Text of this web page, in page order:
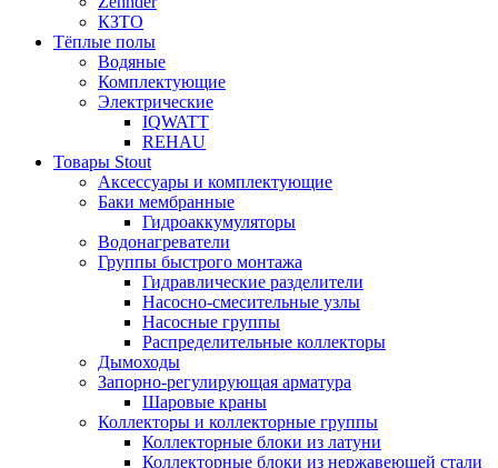
КЗТО
Тёплые полы
Водяные
Комплектующие
Электрические
IQWATT
REHAU
Товары Stout
Аксессуары и комплектующие
Баки мембранные
Гидроаккумуляторы
Водонагреватели
Группы быстрого монтажа
Гидравлические разделители
Насосно-смесительные узлы
Насосные группы
Распределительные коллекторы
Дымоходы
Запорно-регулирующая арматура
Шаровые краны
Коллекторы и коллекторные группы
Коллекторные блоки из латуни
Коллекторные блоки из нержавеющей стали